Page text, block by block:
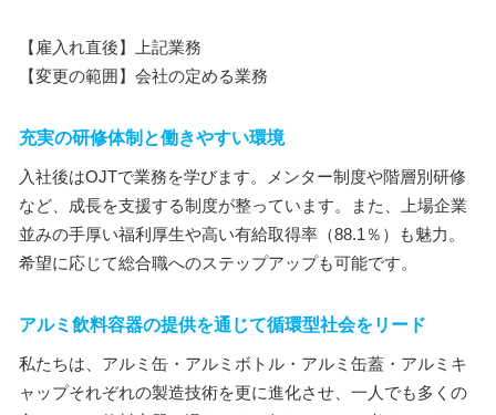
【雇入れ直後】上記業務
【変更の範囲】会社の定める業務
充実の研修体制と働きやすい環境
入社後はOJTで業務を学びます。メンター制度や階層別研修
など、成長を支援する制度が整っています。また、上場企業
並みの手厚い福利厚生や高い有給取得率（88.1％）も魅力。
希望に応じて総合職へのステップアップも可能です。
アルミ飲料容器の提供を通じて循環型社会をリード
私たちは、アルミ缶・アルミボトル・アルミ缶蓋・アルミキ
ャップそれぞれの製造技術を更に進化させ、一人でも多くの